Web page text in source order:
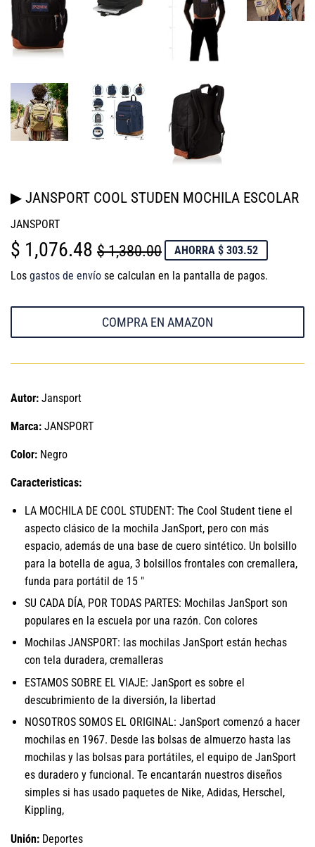
▶ JANSPORT COOL STUDEN MOCHILA ESCOLAR
JANSPORT
$ 1,076.48 $ 1,380.00PRECIO
HABITUAL
$
1,380.00
PRECIO
DE
VENTA
$
1,076.48
AHORRA $ 303.52
Los gastos de envío se calculan en la pantalla de pagos.
COMPRA EN AMAZON
Autor: Jansport
Marca: JANSPORT
Color: Negro
Caracteristicas:
LA MOCHILA DE COOL STUDENT: The Cool Student tiene el
aspecto clásico de la mochila JanSport, pero con más
espacio, además de una base de cuero sintético. Un bolsillo
para la botella de agua, 3 bolsillos frontales con cremallera,
funda para portátil de 15 "
SU CADA DÍA, POR TODAS PARTES: Mochilas JanSport son
populares en la escuela por una razón. Con colores
Mochilas JANSPORT: las mochilas JanSport están hechas
con tela duradera, cremalleras
ESTAMOS SOBRE EL VIAJE: JanSport es sobre el
descubrimiento de la diversión, la libertad
NOSOTROS SOMOS EL ORIGINAL: JanSport comenzó a hacer
mochilas en 1967. Desde las bolsas de almuerzo hasta las
mochilas y las bolsas para portátiles, el equipo de JanSport
es duradero y funcional. Te encantarán nuestros diseños
simples si has usado paquetes de Nike, Adidas, Herschel,
Kippling,
Unión: Deportes